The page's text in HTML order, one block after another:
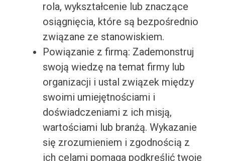
rola, wykształcenie lub znaczące
osiągnięcia, które są bezpośrednio
związane ze stanowiskiem.
Powiązanie z firmą: Zademonstruj
swoją wiedzę na temat firmy lub
organizacji i ustal związek między
swoimi umiejętnościami i
doświadczeniami z ich misją,
wartościami lub branżą. Wykazanie
się zrozumieniem i zgodnością z
ich celami pomaga podkreślić twoje